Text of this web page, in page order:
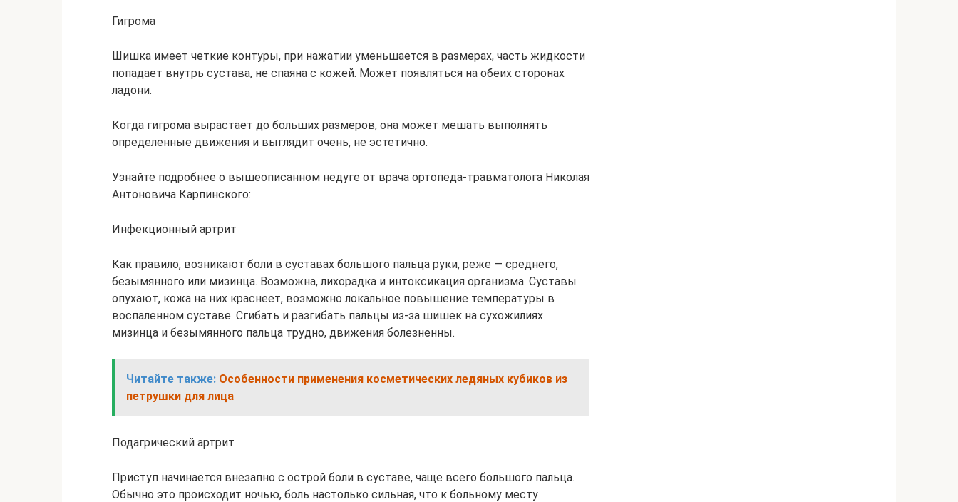
Гигрома
Шишка имеет четкие контуры, при нажатии уменьшается в размерах, часть жидкости
попадает внутрь сустава, не спаяна с кожей. Может появляться на обеих сторонах
ладони.
Когда гигрома вырастает до больших размеров, она может мешать выполнять
определенные движения и выглядит очень, не эстетично.
Узнайте подробнее о вышеописанном недуге от врача ортопеда-травматолога Николая
Антоновича Карпинского:
Инфекционный артрит
Как правило, возникают боли в суставах большого пальца руки, реже — среднего,
безымянного или мизинца. Возможна, лихорадка и интоксикация организма. Суставы
опухают, кожа на них краснеет, возможно локальное повышение температуры в
воспаленном суставе. Сгибать и разгибать пальцы из-за шишек на сухожилиях
мизинца и безымянного пальца трудно, движения болезненны.
Читайте также: Особенности применения косметических ледяных кубиков из
петрушки для лица
Подагрический артрит
Приступ начинается внезапно с острой боли в суставе, чаще всего большого пальца.
Обычно это происходит ночью, боль настолько сильная, что к больному месту